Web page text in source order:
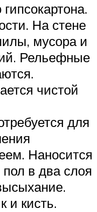
гипсокартона.
На стене
мусора и
Рельефные
чистой
для
Наносится
в два слоя
и кисть.